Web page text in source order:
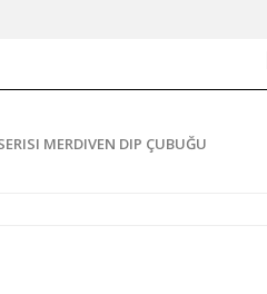
MERDIVEN DIP ÇUBUĞU